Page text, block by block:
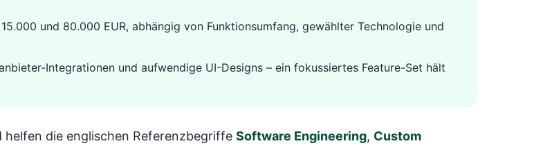
und 80.000 EUR, abhängig von Funktionsumfang, gewählter Technologie und
Integrationen und aufwendige UI-Designs – ein fokussiertes Feature-Set hält
die englischen Referenzbegriffe Software Engineering, Custom